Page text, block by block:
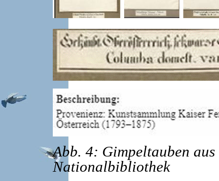
Abb. 4: Gimpeltauben
Nationalbibliothek